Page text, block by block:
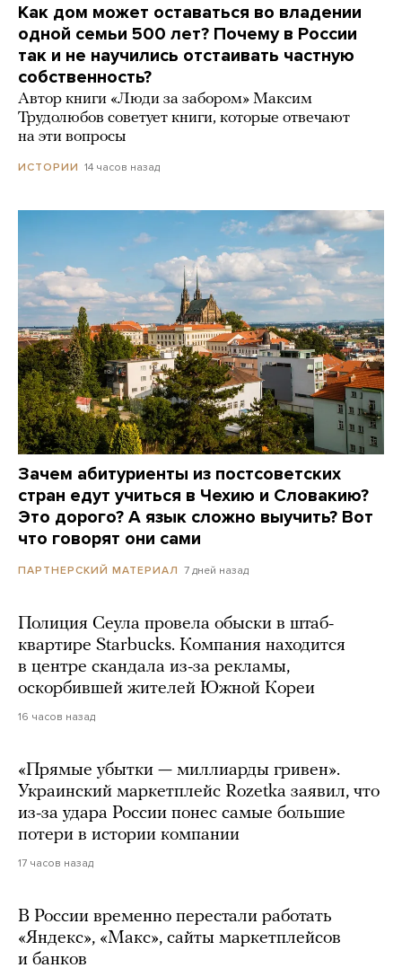
Как дом может оставаться во владении
одной семьи 500 лет? Почему в России
так и не научились отстаивать частную
собственность?
Автор книги «Люди за забором» Максим
Трудолюбов советует книги, которые отвечают
на эти вопросы
ИСТОРИИ 14 часов назад
Зачем абитуриенты из постсоветских
стран едут учиться в Чехию и Словакию?
Это дорого? А язык сложно выучить? Вот
что говорят они сами
ПАРТНЕРСКИЙ МАТЕРИАЛ 7 дней назад
Полиция Сеула провела обыски в штаб-
квартире Starbucks. Компания находится
в центре скандала из-за рекламы,
оскорбившей жителей Южной Кореи
16 часов назад
«Прямые убытки — миллиарды гривен».
Украинский маркетплейс Rozetka заявил, что
из-за удара России понес самые большие
потери в истории компании
17 часов назад
В России временно перестали работать
«Яндекс», «Макс», сайты маркетплейсов
и банков